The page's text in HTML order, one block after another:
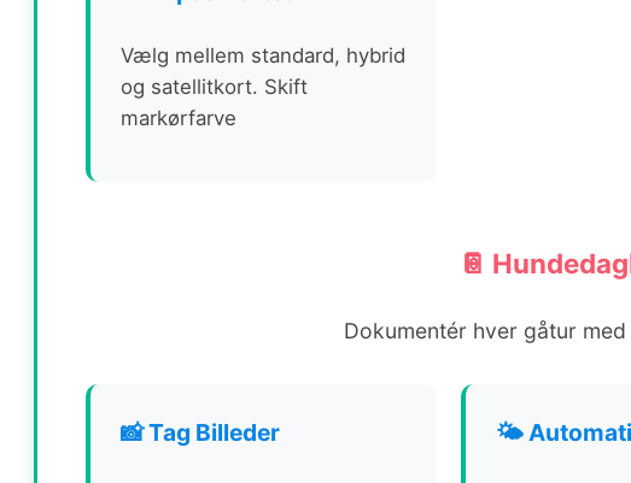
Vælg mellem standard, hybrid
og satellitkort. Skift
markørfarve
📔
Dokumentér hver gåtur
📸 Tag Billeder 🌤️